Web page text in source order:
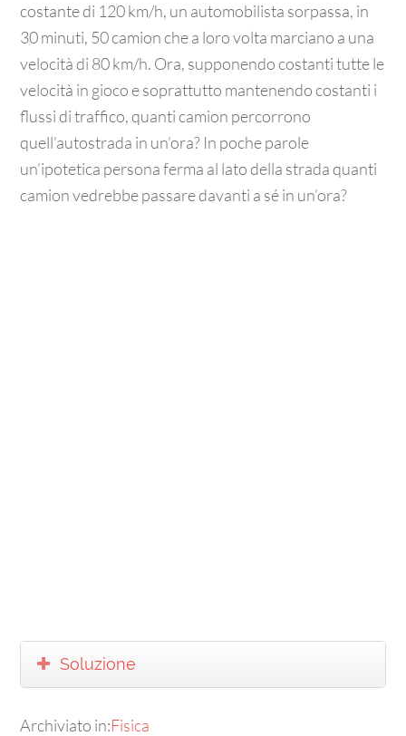
costante di 120 km/h, un automobilista sorpassa, in
30 minuti, 50 camion che a loro volta marciano a una
velocità di 80 km/h. Ora, supponendo costanti tutte le
velocità in gioco e soprattutto mantenendo costanti i
flussi di traffico, quanti camion percorrono
quell’autostrada in un’ora? In poche parole
un’ipotetica persona ferma al lato della strada quanti
camion vedrebbe passare davanti a sé in un’ora?
Soluzione
Archiviato in:Fisica